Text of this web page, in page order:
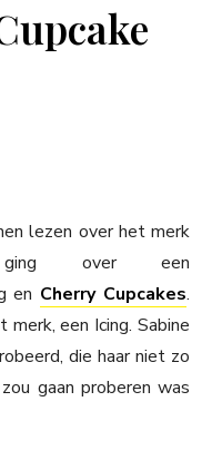
lezen over het merk
over een
en Cherry Cupcakes.
een Icing. Sabine
die haar niet zo
gaan proberen was